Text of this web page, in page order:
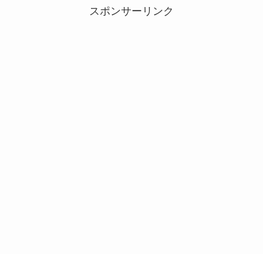
スポンサーリンク